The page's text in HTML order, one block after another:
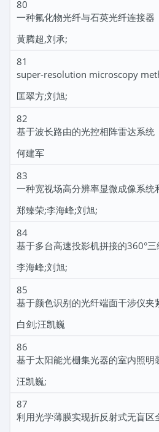
80
一种氟化物光纤与石英光纤连接器
黄腾超,刘承;
81
super-resolution microscopy
匡翠方;刘旭;
82
基于波长路由的光控相阵雷达系统
何建军
83
一种宽视场高分辨率显微成像系统
郑臻荣;李海峰;刘旭;
84
基于多台高速投影机拼接的360°
李海峰;刘旭;
85
基于颜色识别的光纤端面干涉仪夹
白剑;汪凯巍
86
基于太阳能光栅集光器的室内照明
汪凯巍;
87
利用光学薄膜实现折反射式无盲区